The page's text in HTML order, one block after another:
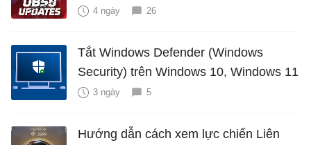
4 ngày 26
Tắt Windows Defender (Windows
Security) trên Windows 10, Windows 11
3 ngày 5
Hướng dẫn cách xem lực chiến Liên